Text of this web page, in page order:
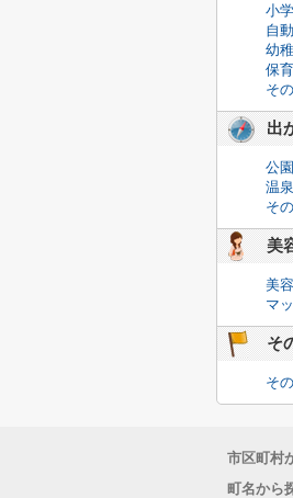
小
自
幼
保
そ
出
公園
温泉
そ
美
美
マ
そ
そ
市区町村
町名から